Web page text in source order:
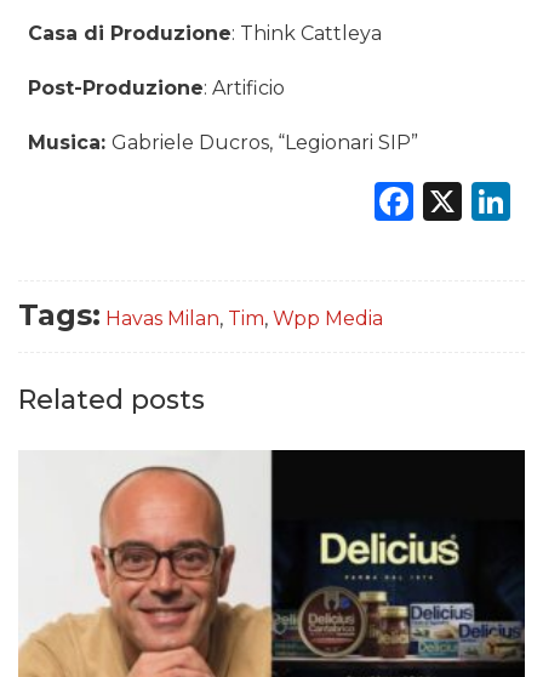
Casa di Produzione: Think Cattleya
Post-Produzione: Artificio
Musica:Gabriele Ducros, “Legionari SIP”
X
Tags: Havas Milan, Tim, Wpp Media
Related posts